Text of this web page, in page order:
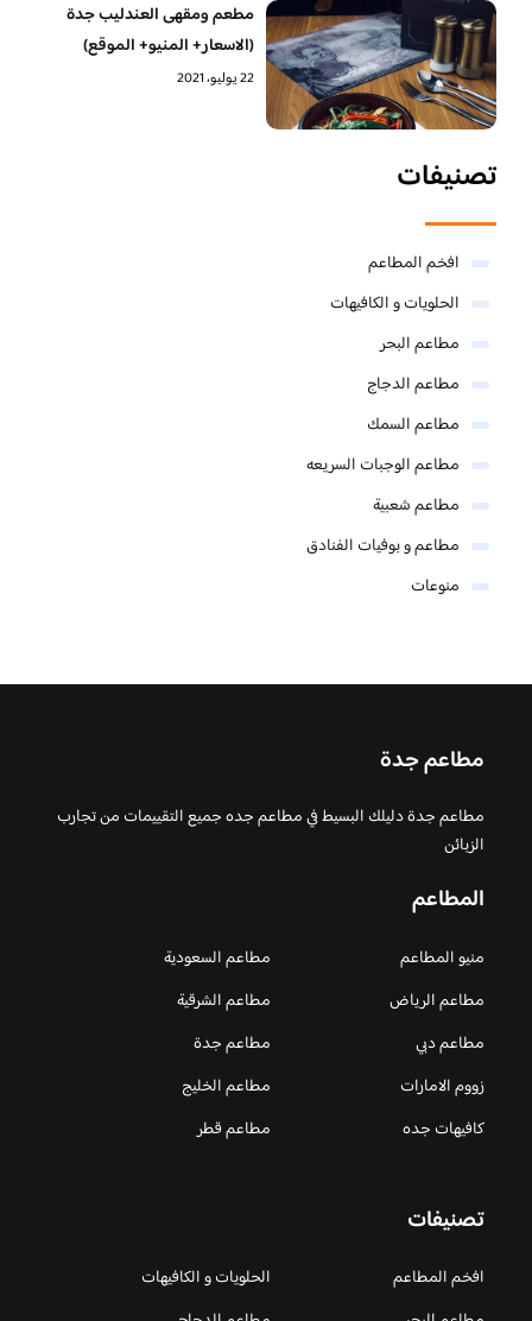
مطعم ومقهى العندليب جدة
(الاسعار+ المنيو+ الموقع)
22 يوليو، 2021
تصنيفات
افخم المطاعم
الحلويات و الكافيهات ‎
مطاعم البحر
مطاعم الدجاج
مطاعم السمك
مطاعم الوجبات السريعه
مطاعم شعبية
مطاعم و بوفيات الفنادق
منوعات
مطاعم جدة
مطاعم جدة دليلك البسيط في مطاعم جده جميع التقييمات من تجارب
الزبائن
المطاعم
منيو المطاعم
مطاعم السعودية
مطاعم الرياض
مطاعم الشرقية
مطاعم دبي
مطاعم جدة
زووم الامارات
مطاعم الخليج
كافيهات جده
مطاعم قطر
تصنيفات
افخم المطاعم
الحلويات و الكافيهات ‎